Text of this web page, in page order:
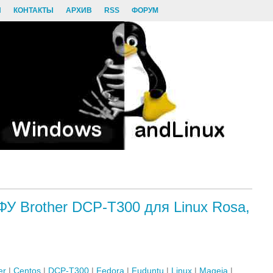
КОНТАКТЫ АРХИВ RSS ФОРУМ
Brother DCP-T300 для Linux Rosa,
| Centos | DCP-T300 | Fedora | Fuduntu | Linux | Mageia |